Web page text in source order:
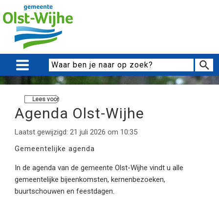
Lees voor
Agenda Olst-Wijhe
Laatst gewijzigd: 21 juli 2026 om 10:35
Gemeentelijke agenda
In de agenda van de gemeente Olst-Wijhe vindt u alle
gemeentelijke bijeenkomsten, kernenbezoeken,
buurtschouwen en feestdagen.